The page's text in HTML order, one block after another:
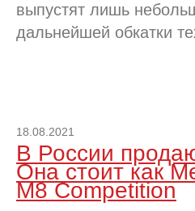
выпустят лишь
дальнейшей обкатки
18.08.2021
В России
Она стоит как
M8 Competition